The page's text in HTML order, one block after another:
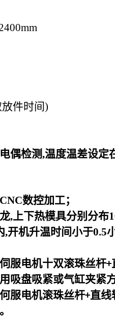
件时间)
偶检测,温度温差设定
数控加工；
,上下热模具分别分布
开机升温时间小于0.5小
服电机十双滚珠丝杆+
吸盘吸紧或气缸夹紧方
服电机滚珠丝杆+直线